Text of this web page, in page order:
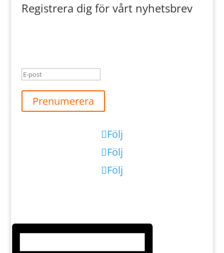
Registrera dig för vårt nyhetsbrev
Prenumerera
Följ
Följ
Följ